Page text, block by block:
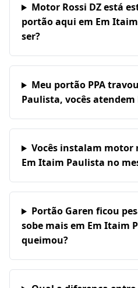
Motor Rossi DZ está
portão aqui em Em
ser?
Meu portão PPA
Paulista, vocês atendem
Vocês instalam motor
Em Itaim Paulista no
Portão Garen ficou
sobe mais em Em Itaim
queimou?